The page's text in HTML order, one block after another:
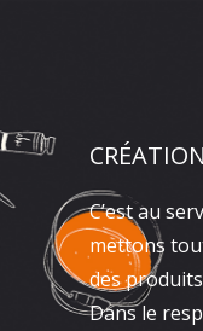
CRÉATION
C’est au
mettons
des
Dans le